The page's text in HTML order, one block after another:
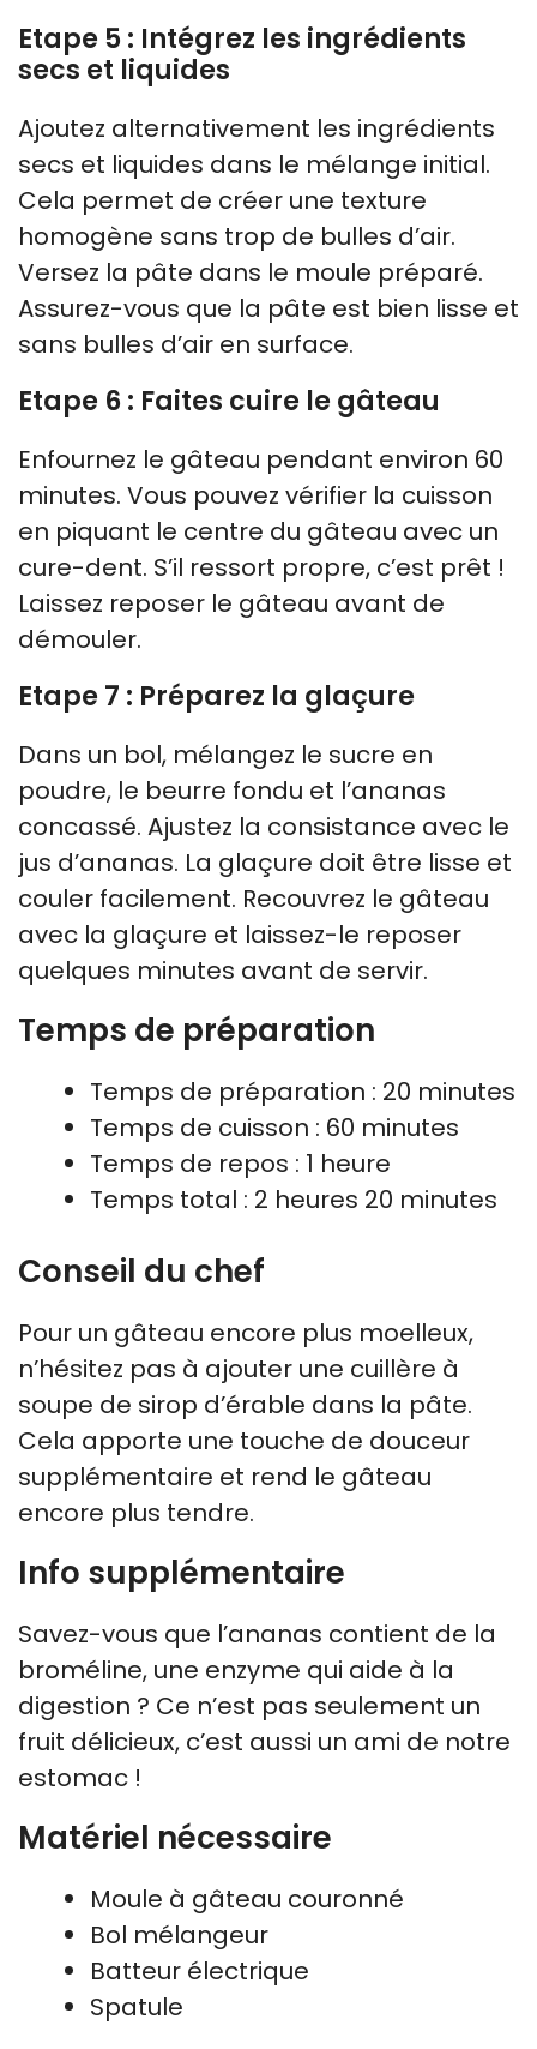
Etape 5 : Intégrez les ingrédients
secs et liquides
Ajoutez alternativement les ingrédients
secs et liquides dans le mélange initial.
Cela permet de créer une texture
homogène sans trop de bulles d’air.
Versez la pâte dans le moule préparé.
Assurez-vous que la pâte est bien lisse et
sans bulles d’air en surface.
Etape 6 : Faites cuire le gâteau
Enfournez le gâteau pendant environ 60
minutes. Vous pouvez vérifier la cuisson
en piquant le centre du gâteau avec un
cure-dent. S’il ressort propre, c’est prêt !
Laissez reposer le gâteau avant de
démouler.
Etape 7 : Préparez la glaçure
Dans un bol, mélangez le sucre en
poudre, le beurre fondu et l’ananas
concassé. Ajustez la consistance avec le
jus d’ananas. La glaçure doit être lisse et
couler facilement. Recouvrez le gâteau
avec la glaçure et laissez-le reposer
quelques minutes avant de servir.
Temps de préparation
Temps de préparation : 20 minutes
Temps de cuisson : 60 minutes
Temps de repos : 1 heure
Temps total : 2 heures 20 minutes
Conseil du chef
Pour un gâteau encore plus moelleux,
n’hésitez pas à ajouter une cuillère à
soupe de sirop d’érable dans la pâte.
Cela apporte une touche de douceur
supplémentaire et rend le gâteau
encore plus tendre.
Info supplémentaire
Savez-vous que l’ananas contient de la
broméline, une enzyme qui aide à la
digestion ? Ce n’est pas seulement un
fruit délicieux, c’est aussi un ami de notre
estomac !
Matériel nécessaire
Moule à gâteau couronné
Bol mélangeur
Batteur électrique
Spatule